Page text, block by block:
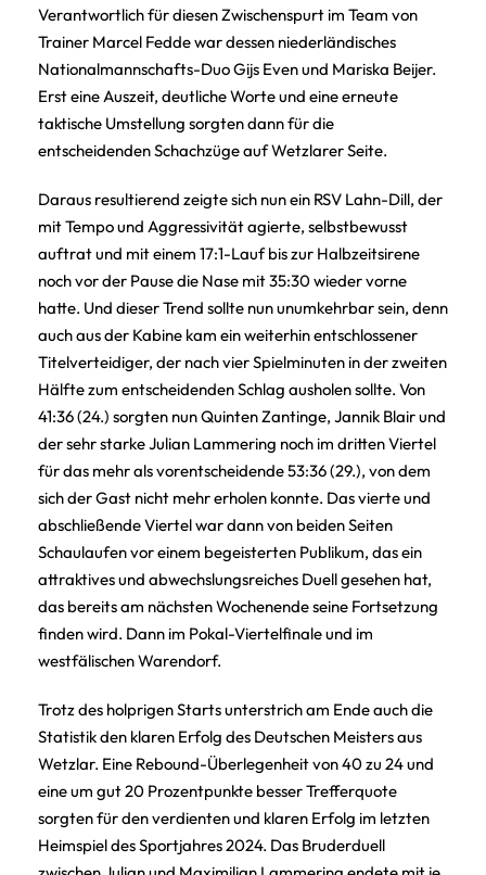
Verantwortlich für diesen Zwischenspurt im Team von
Trainer Marcel Fedde war dessen niederländisches
Nationalmannschafts-Duo Gijs Even und Mariska Beijer.
Erst eine Auszeit, deutliche Worte und eine erneute
taktische Umstellung sorgten dann für die
entscheidenden Schachzüge auf Wetzlarer Seite.
Daraus resultierend zeigte sich nun ein RSV Lahn-Dill, der
mit Tempo und Aggressivität agierte, selbstbewusst
auftrat und mit einem 17:1-Lauf bis zur Halbzeitsirene
noch vor der Pause die Nase mit 35:30 wieder vorne
hatte. Und dieser Trend sollte nun unumkehrbar sein, denn
auch aus der Kabine kam ein weiterhin entschlossener
Titelverteidiger, der nach vier Spielminuten in der zweiten
Hälfte zum entscheidenden Schlag ausholen sollte. Von
41:36 (24.) sorgten nun Quinten Zantinge, Jannik Blair und
der sehr starke Julian Lammering noch im dritten Viertel
für das mehr als vorentscheidende 53:36 (29.), von dem
sich der Gast nicht mehr erholen konnte. Das vierte und
abschließende Viertel war dann von beiden Seiten
Schaulaufen vor einem begeisterten Publikum, das ein
attraktives und abwechslungsreiches Duell gesehen hat,
das bereits am nächsten Wochenende seine Fortsetzung
finden wird. Dann im Pokal-Viertelfinale und im
westfälischen Warendorf.
Trotz des holprigen Starts unterstrich am Ende auch die
Statistik den klaren Erfolg des Deutschen Meisters aus
Wetzlar. Eine Rebound-Überlegenheit von 40 zu 24 und
eine um gut 20 Prozentpunkte besser Trefferquote
sorgten für den verdienten und klaren Erfolg im letzten
Heimspiel des Sportjahres 2024. Das Bruderduell